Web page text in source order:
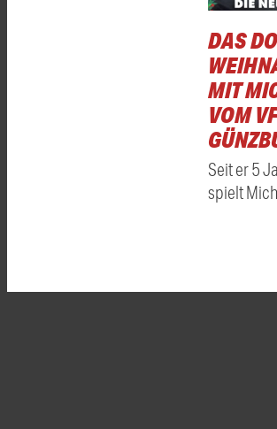
DAS
MIT
VOM
Seit er 5
spielt